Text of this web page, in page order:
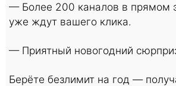
— Более 200 каналов в прямом
уже ждут вашего клика.
— Приятный новогодний
Берёте безлимит на год —